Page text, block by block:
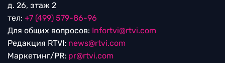
д. 26, этаж 2
тел: +7 (499) 579-86-96
Для общих вопросов: Infortvi@rtvi.com
Редакция RTVI: news@rtvi.com
Маркетинг/PR: pr@rtvi.com